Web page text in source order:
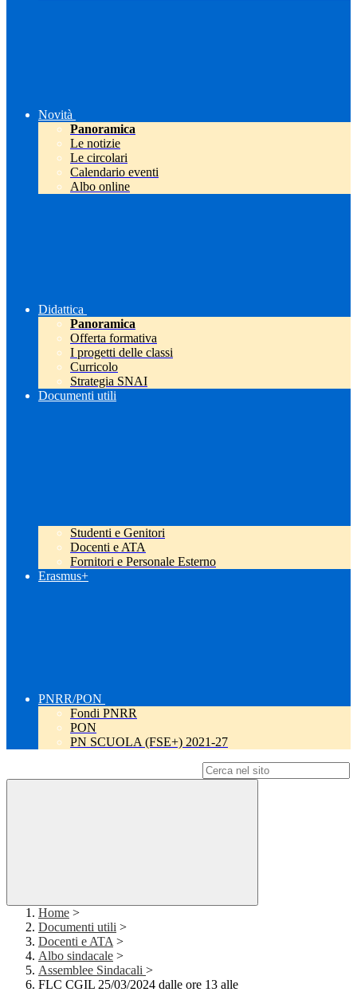
Novità
Panoramica
Le notizie
Le circolari
Calendario eventi
Albo online
Didattica
Panoramica
Offerta formativa
I progetti delle classi
Curricolo
Strategia SNAI
Documenti utili
Studenti e Genitori
Docenti e ATA
Fornitori e Personale Esterno
Erasmus+
PNRR/PON
Fondi PNRR
PON
PN SCUOLA (FSE+) 2021-27
Home >
Documenti utili >
Docenti e ATA >
Albo sindacale >
Assemblee Sindacali >
FLC CGIL 25/03/2024 dalle ore 13 alle